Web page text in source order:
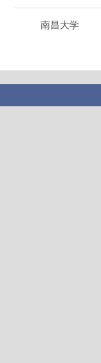
南昌大学